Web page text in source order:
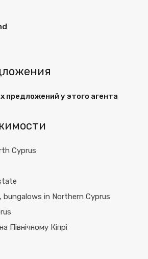
предложений у этого агента
Cyprus
in Northern Cyprus
Північному Кіпрі